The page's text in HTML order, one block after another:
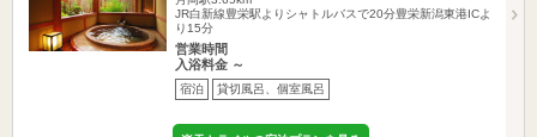
JR白新線豊栄駅よりシャトルバスで20分豊栄新潟東港ICよ
り15分
営業時間
入浴料金 ～
宿泊 貸切風呂、個室風呂